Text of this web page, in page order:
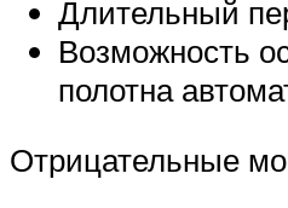
Длительный
Возможность
полотна
Отрицательные